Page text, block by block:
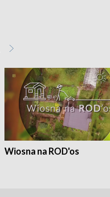
Wiosna na ROD'os